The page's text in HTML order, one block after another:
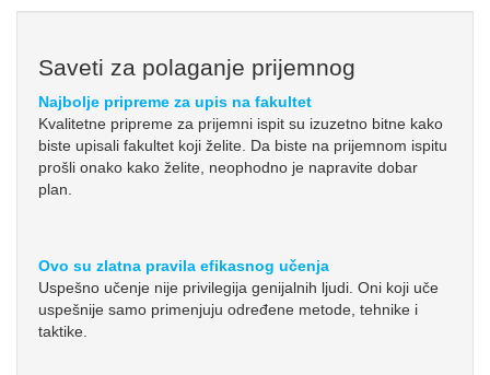
Saveti za polaganje prijemnog
Najbolje pripreme za upis na fakultet
Kvalitetne pripreme za prijemni ispit su izuzetno bitne kako
biste upisali fakultet koji želite. Da biste na prijemnom ispitu
prošli onako kako želite, neophodno je napravite dobar
plan.
Ovo su zlatna pravila efikasnog učenja
Uspešno učenje nije privilegija genijalnih ljudi. Oni koji uče
uspešnije samo primenjuju određene metode, tehnike i
taktike.